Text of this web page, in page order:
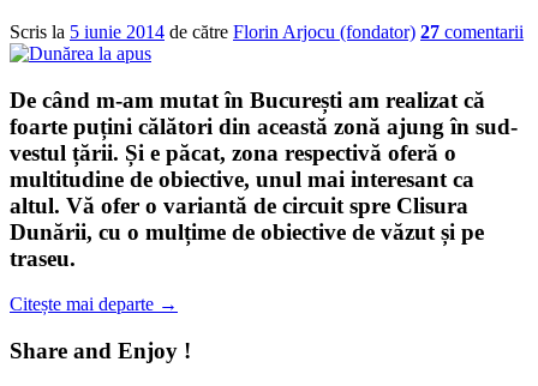
Scris la 5 iunie 2014 de către Florin Arjocu (fondator) 27 comentarii
De când m-am mutat în București am realizat că
foarte puțini călători din această zonă ajung în sud-
vestul țării. Și e păcat, zona respectivă oferă o
multitudine de obiective, unul mai interesant ca
altul. Vă ofer o variantă de circuit spre Clisura
Dunării, cu o mulțime de obiective de văzut și pe
traseu.
Citește mai departe →
Share and Enjoy !